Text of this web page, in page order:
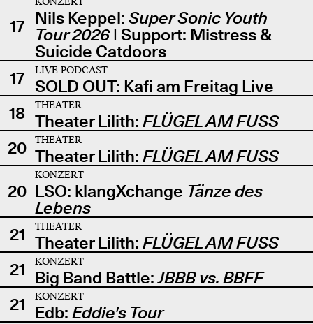
17 Nils Keppel: Super Sonic Youth
Tour 2026| Support: Mistress &
Suicide Catdoors
17
LIVE-PODCAST
SOLD OUT: Kafi am Freitag Live
18
THEATER
Theater Lilith: FLÜGEL AM FUSS
20
THEATER
Theater Lilith: FLÜGEL AM FUSS
20
KONZERT
LSO: klangXchange Tänze des
Lebens
21
THEATER
Theater Lilith: FLÜGEL AM FUSS
21
KONZERT
Big Band Battle:JBBB vs. BBFF
21
KONZERT
Edb: Eddie's Tour